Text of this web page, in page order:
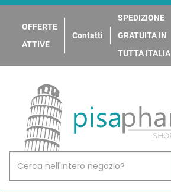
Passa
contenuto
principale
OFFERTE
ATTIVE
Contatti
SPEDIZIONE
GRATUITA IN
TUTTA ITALIA
PisaPharma
Prodotto